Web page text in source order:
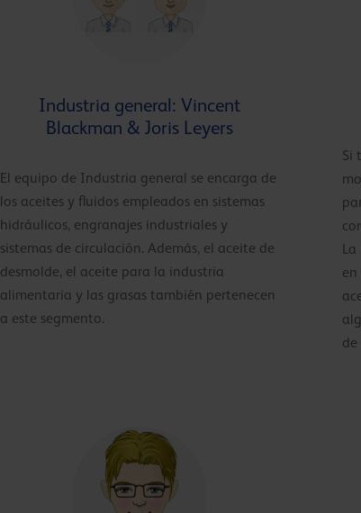
Industria general: Vincent
Blackman & Joris Leyers
El equipo de Industria general se encarga de
los aceites y fluidos empleados en sistemas
hidráulicos, engranajes industriales y
sistemas de circulación. Además, el aceite de
desmolde, el aceite para la industria
alimentaria y las grasas también pertenecen
a este segmento.
Si
en
de